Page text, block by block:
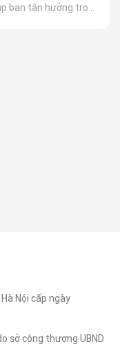
bạn tận hưởng trọn
Nội cấp ngày
sở công thương UBND